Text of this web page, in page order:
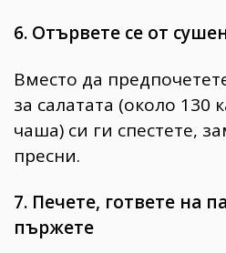
6. Отървете се от
Вместо да
за салатата (около 130
чаша) си ги спестете,
пресни.
7. Печете, гответе на
пържете